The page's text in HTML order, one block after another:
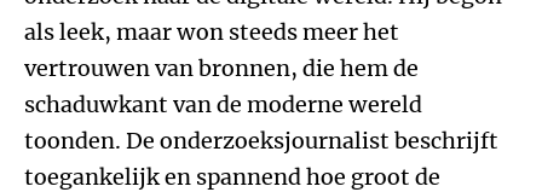
als leek, maar won steeds meer het
vertrouwen van bronnen, die hem de
schaduwkant van de moderne wereld
toonden. De onderzoeksjournalist beschrijft
toegankelijk en spannend hoe groot de